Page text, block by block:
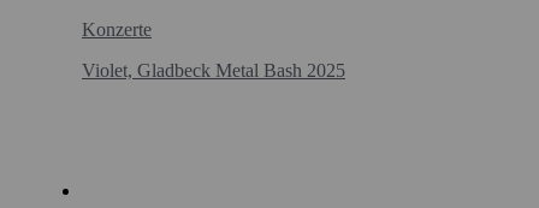
Konzerte
Violet, Gladbeck Metal Bash 2025